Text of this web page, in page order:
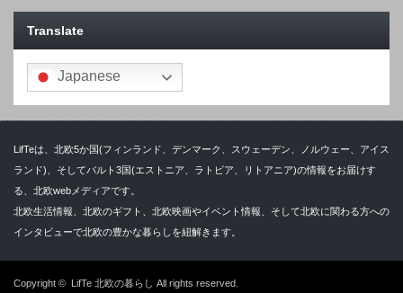
Translate
Japanese
LifTeは、北欧5か国(フィンランド、デンマーク、スウェーデン、ノルウェー、アイス
ランド)、そしてバルト3国(エストニア、ラトビア、リトアニア)の情報をお届けす
る、北欧webメディアです。
北欧生活情報、北欧のギフト、北欧映画やイベント情報、そして北欧に関わる方への
インタビューで北欧の豊かな暮らしを紐解きます。
Copyright © LifTe 北欧の暮らし All rights reserved.